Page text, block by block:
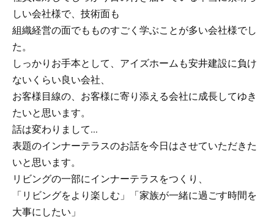
しい会社様で、技術面も
組織経営の面でもものすごく学ぶことが多い会社様でし
た。
しっかりお手本として、アイズホームも安井建設に負け
ないくらい良い会社、
お客様目線の、お客様に寄り添える会社に成長してゆき
たいと思います。
話は変わりまして…
表題のインナーテラスのお話を今日はさせていただきた
いと思います。
リビングの一部にインナーテラスをつくり、
「リビングをより楽しむ」「家族が一緒に過ごす時間を
大事にしたい」